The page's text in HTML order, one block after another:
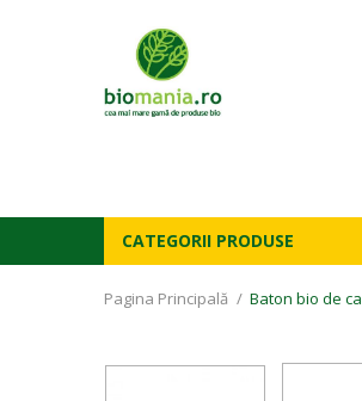
CATEGORII PRODUSE
Pagina Principală / Baton bio de